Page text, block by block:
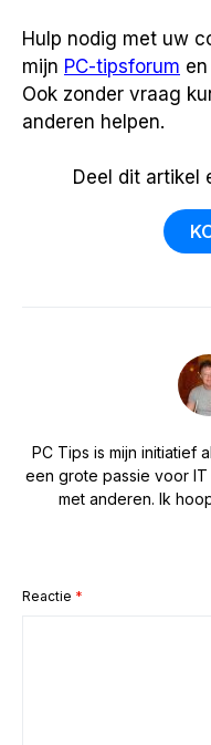
Hulp nodig met uw
mijn PC-tipsforum
Ook zonder vraag
anderen helpen.
Deel dit artikel
PC Tips is mijn initiatief
een grote passie voor
met anderen. Ik
Reactie *